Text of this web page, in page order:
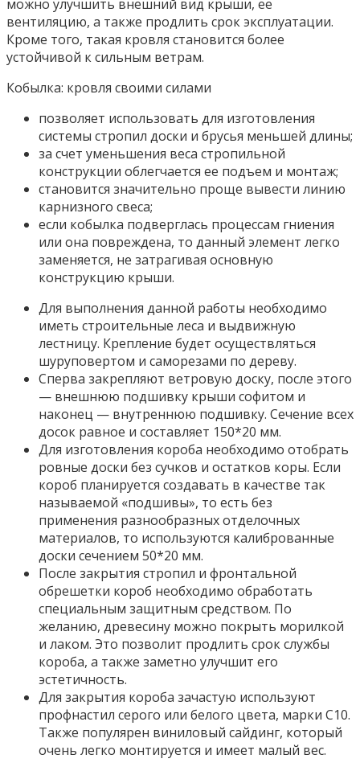
можно улучшить внешний вид крыши, ее
вентиляцию, а также продлить срок эксплуатации.
Кроме того, такая кровля становится более
устойчивой к сильным ветрам.
Кобылка: кровля своими силами
позволяет использовать для изготовления
системы стропил доски и брусья меньшей длины;
за счет уменьшения веса стропильной
конструкции облегчается ее подъем и монтаж;
становится значительно проще вывести линию
карнизного свеса;
если кобылка подверглась процессам гниения
или она повреждена, то данный элемент легко
заменяется, не затрагивая основную
конструкцию крыши.
Для выполнения данной работы необходимо
иметь строительные леса и выдвижную
лестницу. Крепление будет осуществляться
шуруповертом и саморезами по дереву.
Сперва закрепляют ветровую доску, после этого
— внешнюю подшивку крыши софитом и
наконец — внутреннюю подшивку. Сечение всех
досок равное и составляет 150*20 мм.
Для изготовления короба необходимо отобрать
ровные доски без сучков и остатков коры. Если
короб планируется создавать в качестве так
называемой «подшивы», то есть без
применения разнообразных отделочных
материалов, то используются калиброванные
доски сечением 50*20 мм.
После закрытия стропил и фронтальной
обрешетки короб необходимо обработать
специальным защитным средством. По
желанию, древесину можно покрыть морилкой
и лаком. Это позволит продлить срок службы
короба, а также заметно улучшит его
эстетичность.
Для закрытия короба зачастую используют
профнастил серого или белого цвета, марки С10.
Также популярен виниловый сайдинг, который
очень легко монтируется и имеет малый вес.